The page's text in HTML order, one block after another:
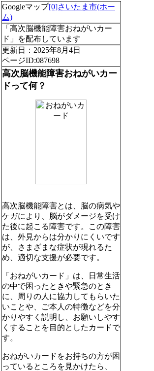
Googleマップ[0]さいたま市(ホー
ム)
「高次脳機能障害おねがいカー
ド」を配布しています
更新日：2025年8月4日
ページID:087698
高次脳機能障害おねがいカー
ドって何？
高次脳機能障害とは、脳の病気や
ケガにより、脳がダメージを受け
た後に起こる障害です。この障害
は、外見からは分かりにくいです
が、さまざまな症状が現れるた
め、適切な支援が必要です。
「おねがいカード」は、日常生活
の中で困ったときや緊急のとき
に、周りの人に協力してもらいた
いことや、ご本人の特徴などを分
かりやすく説明し、お願いしやす
くすることを目的としたカードで
す。
おねがいカードをお持ちの方が困
っているところを見かけたら、